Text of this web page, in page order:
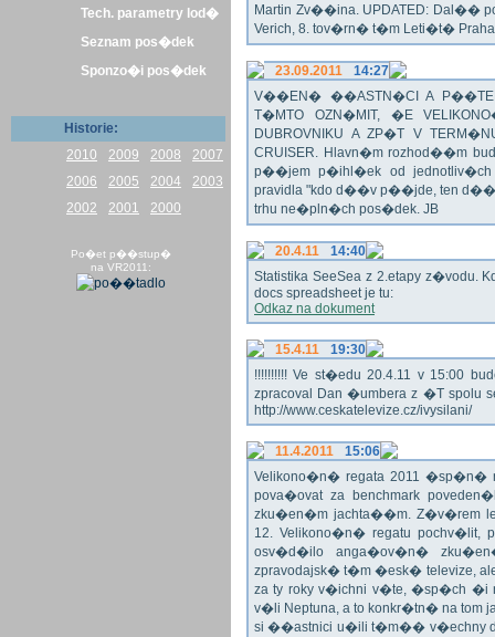
Tech. parametry lod�
Seznam pos�dek
Sponzo�i pos�dek
Historie:
2010
2009 2008
2007
2006
2005 2004
2003
2002
2001 2000
Po�et p��stup�
na VR2011:
Martin Zv��ina. UPDATED: Dal��
Verich, 8. tov�rn� t�m Leti�t� Praha
23.09.2011
14:27
V��EN� ��ASTN�CI A
T�MTO OZN�MIT, �E
DUBROVNIKU A ZP�T V
CRUISER. Hlavn�m rozhod��m
p��jem p�ihl�ek od
pravidla "kdo d��v p��jde, ten
trhu ne�pln�ch pos�dek. JB
20.4.11
14:40
Statistika SeeSea z 2.etapy z�vodu.
docs spreadsheet je tu:
Odkaz na dokument
15.4.11
19:30
!!!!!!!!!! Ve st�edu 20.4.11 v 15:00
zpracoval Dan �umbera z �T spolu
http://www.ceskatelevize.cz/ivysilani/
11.4.2011
15:06
Velikono�n� regata 2011 �sp�n�
pova�ovat za benchmark
zku�en�m jachta��m. Z�v�rem
12. Velikono�n� regatu
osv�d�ilo anga�ov�n�
zpravodajsk� t�m �esk� televize,
za ty roky v�ichni v�te, �sp�ch
v�li Neptuna, a to konkr�tn� na tom
si ��astnici u�ili t�m�� v�echny